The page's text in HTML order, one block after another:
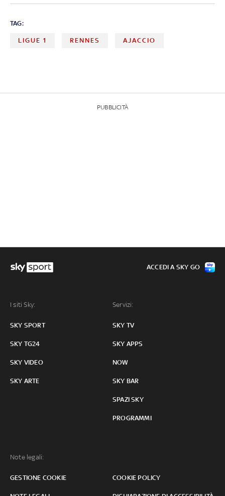
TAG:
LIGUE 1 RENNES AJACCIO
PUBBLICITÀ
I siti Sky:
SKY SPORT
SKY TG24
SKY VIDEO
SKY ARTE
Servizi:
SKY TV
SKY APPS
NOW
SKY BAR
SPAZI SKY
PROGRAMMI
Note legali:
GESTIONE COOKIE COOKIE POLICY
ACCEDI A SKY GO